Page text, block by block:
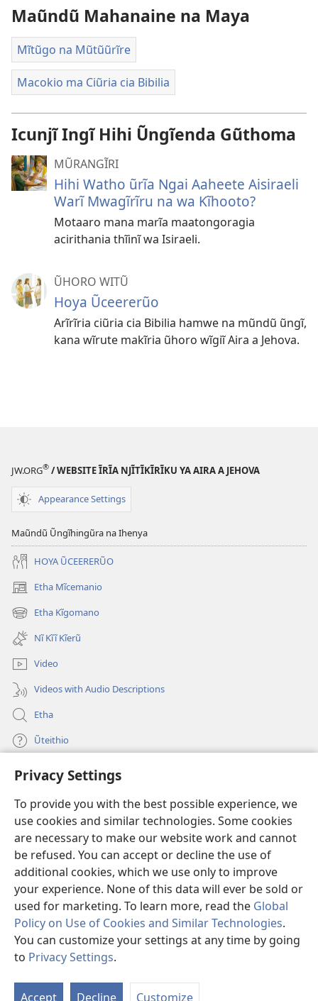
Privacy Settings
To provide you with the best possible experience, we
use cookies and similar technologies. Some cookies
are necessary to make our website work and cannot
be refused. You can accept or decline the use of
additional cookies, which we use only to improve
your experience. None of this data will ever be sold or
used for marketing. To learn more, read the Global
Policy on Use of Cookies and Similar Technologies.
You can customize your settings at any time by going
to Privacy Settings.
Accept Decline Customize
Maũndũ Mahanaine na Maya
Mĩtũgo na Mũtũũrĩre
Macokio ma Ciũria cia Bibilia
Icunjĩ Ingĩ Hihi Ũngĩenda Gũthoma
MŨRANGĨRI
Hihi Watho ũrĩa Ngai Aaheete Aisiraeli
Warĩ Mwagĩrĩru na wa Kĩhooto?
Motaaro mana marĩa maatongoragia
acirithania thĩinĩ wa Isiraeli.
ŨHORO WITŨ
Hoya Ũceererũo
Arĩrĩria ciũria cia Bibilia hamwe na mũndũ ũngĩ,
kana wĩrute makĩria ũhoro wĩgiĩ Aira a Jehova.
JW.ORG® / WEBSITE ĨRĨA NJĨTĨKĨRĨKU YA AIRA A JEHOVA
Appearance Settings
Maũndũ Ũngĩhingũra na Ihenya
HOYA ŨCEERERŨO
Etha Mĩcemanio
(opens
new
window)
Etha Kĩgomano
(opens
new
window)
Nĩ Kĩĩ Kĩerũ
Video
Videos with Audio Descriptions
Etha
Ũteithio
Mĩhothi
(opens
window)Ũthuthuria INTANETI-INĨ
(opens
new
window)
®
(opens
new
Programu yaJW Library
Copyright© 2026 Watch Tower Bible and Tract Society of Pennsylvania.
MAWATHO MA ŨHŨTHĨRI